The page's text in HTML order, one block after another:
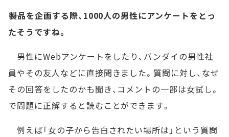
――製品を企画する際、1000人の男性にアンケートをとっ
たそうですね。
男性にWebアンケートをしたり、バンダイの男性社
員やその友人などに直接聞きました。質問に対し、なぜ
その回答をしたのかも聞き、コメントの一部は女試し。
で問題に正解すると読むことができます。
例えば「女の子から告白されたい場所は」という質問